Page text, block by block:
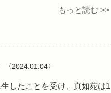
もっと読む >>
〈2024.01.04〉
したことを受け、真如苑は1